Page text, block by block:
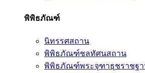
พิพิธภัณฑ์
นิทรรศสถาน
พิพิธภัณฑ์ชลทัศนสถาน
พิพิธภัณฑ์พระจุฑาธุชราชฐ